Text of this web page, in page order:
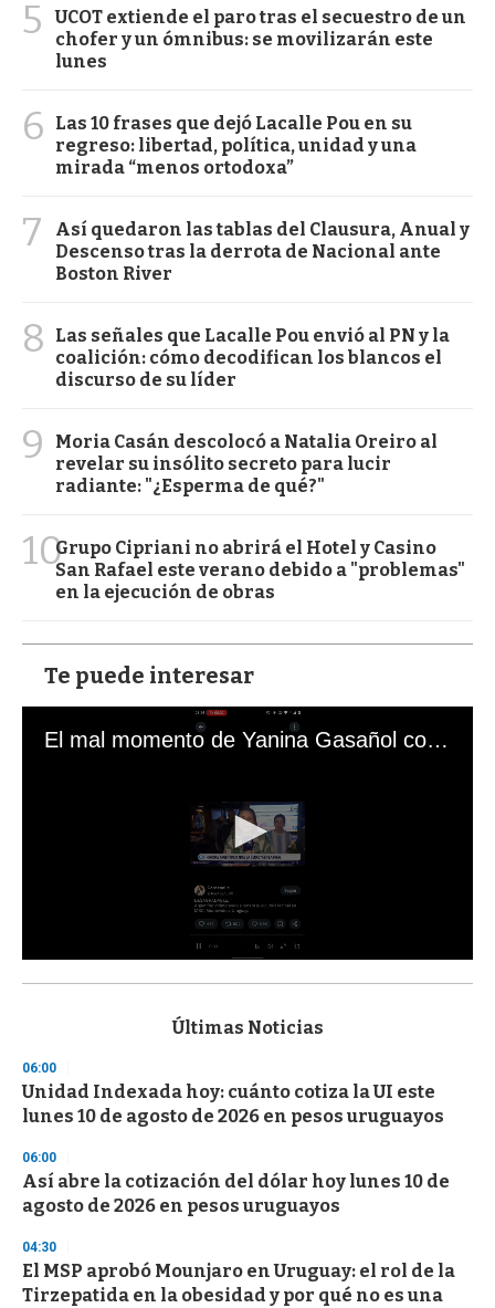
5
UCOT extiende el paro tras el secuestro de un
chofer y un ómnibus: se movilizarán este
lunes
6
Las 10 frases que dejó Lacalle Pou en su
regreso: libertad, política, unidad y una
mirada “menos ortodoxa”
7
Así quedaron las tablas del Clausura, Anual y
Descenso tras la derrota de Nacional ante
Boston River
8
Las señales que Lacalle Pou envió al PN y la
coalición: cómo decodifican los blancos el
discurso de su líder
9
Moria Casán descolocó a Natalia Oreiro al
revelar su insólito secreto para lucir
radiante: "¿Esperma de qué?"
10Grupo Cipriani no abrirá el Hotel y Casino
San Rafael este verano debido a "problemas"
en la ejecución de obras
Te puede interesar
El mal momento de Yanina Gasañol con un hincha argentino en "Subrayado"
s
d
s
o
f
3
s
c
n
d
s
Últimas Noticias
06:00
Unidad Indexada hoy: cuánto cotiza la UI este
lunes 10 de agosto de 2026 en pesos uruguayos
06:00
Así abre la cotización del dólar hoy lunes 10 de
agosto de 2026 en pesos uruguayos
04:30
El MSP aprobó Mounjaro en Uruguay: el rol de la
Tirzepatida en la obesidad y por qué no es una